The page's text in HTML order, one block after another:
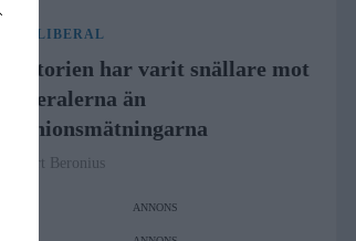
LIBERAL
Historien har varit snällare mot
Liberalerna än
opinionsmätningarna
Robert Beronius
ANNONS